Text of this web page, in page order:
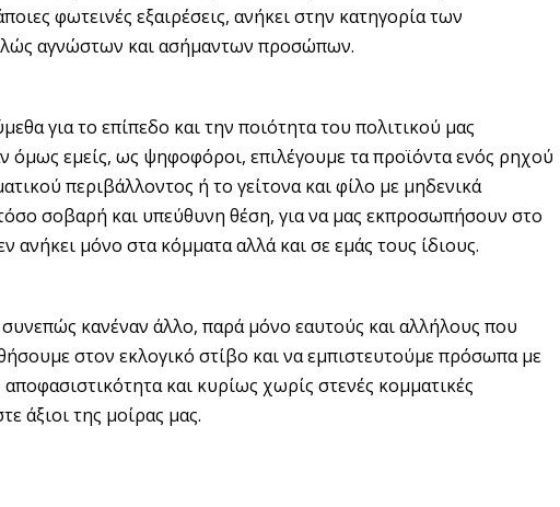
φωτεινές εξαιρέσεις, ανήκει στην κατηγορία των
αγνώστων και ασήμαντων προσώπων.
για το επίπεδο και την ποιότητα του πολιτικού μας
όμως εμείς, ως ψηφοφόροι, επιλέγουμε τα προϊόντα ενός ρηχού
περιβάλλοντος ή το γείτονα και φίλο με μηδενικά
σοβαρή και υπεύθυνη θέση, για να μας εκπροσωπήσουν στο
ανήκει μόνο στα κόμματα αλλά και σε εμάς τους ίδιους.
κανέναν άλλο, παρά μόνο εαυτούς και αλλήλους που
στον εκλογικό στίβο και να εμπιστευτούμε πρόσωπα με
αποφασιστικότητα και κυρίως χωρίς στενές κομματικές
άξιοι της μοίρας μας.